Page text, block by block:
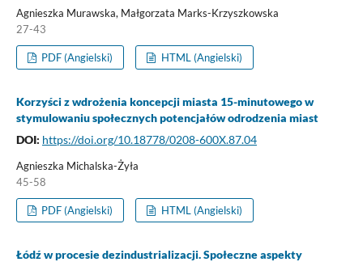
Agnieszka Murawska, Małgorzata Marks-Krzyszkowska
27-43
PDF (Angielski) HTML (Angielski)
Korzyści z wdrożenia koncepcji miasta 15-minutowego w
stymulowaniu społecznych potencjałów odrodzenia miast
DOI: https://doi.org/10.18778/0208-600X.87.04
Agnieszka Michalska-Żyła
45-58
PDF (Angielski) HTML (Angielski)
Łódź w procesie dezindustrializacji. Społeczne aspekty